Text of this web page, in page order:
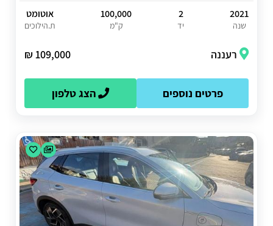
2021
שנה
2
יד
100,000
ק"מ
אוטומט
ת.הילוכים
רעננה 109,000 ₪
פרטים נוספים הצג טלפון